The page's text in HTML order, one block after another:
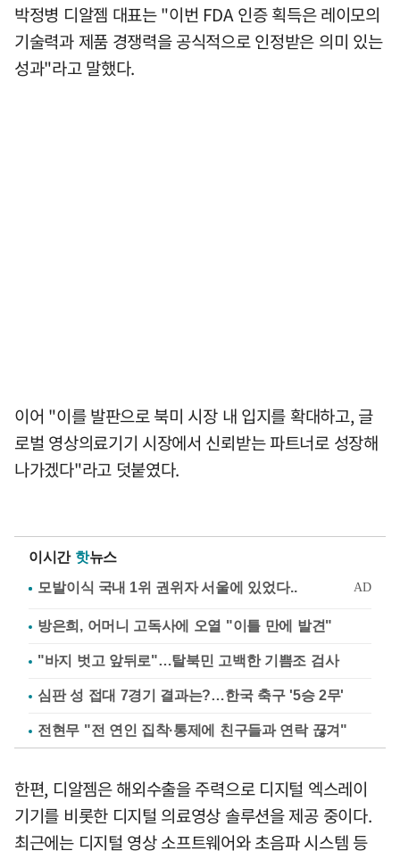
박정병 디알젬 대표는 "이번 FDA 인증 획득은 레이모의
기술력과 제품 경쟁력을 공식적으로 인정받은 의미 있는
성과"라고 말했다.
이어 "이를 발판으로 북미 시장 내 입지를 확대하고, 글
로벌 영상의료기기 시장에서 신뢰받는 파트너로 성장해
나가겠다"라고 덧붙였다.
이시간 핫뉴스
방은희, 어머니 고독사에 오열 "이틀 만에 발견"
"바지 벗고 앞뒤로"…탈북민 고백한 기쁨조 검사
심판 성 접대 7경기 결과는?…한국 축구 '5승 2무'
전현무 "전 연인 집착·통제에 친구들과 연락 끊겨"
한편, 디알젬은 해외수출을 주력으로 디지털 엑스레이
기기를 비롯한 디지털 의료영상 솔루션을 제공 중이다.
최근에는 디지털 영상 소프트웨어와 초음파 시스템 등